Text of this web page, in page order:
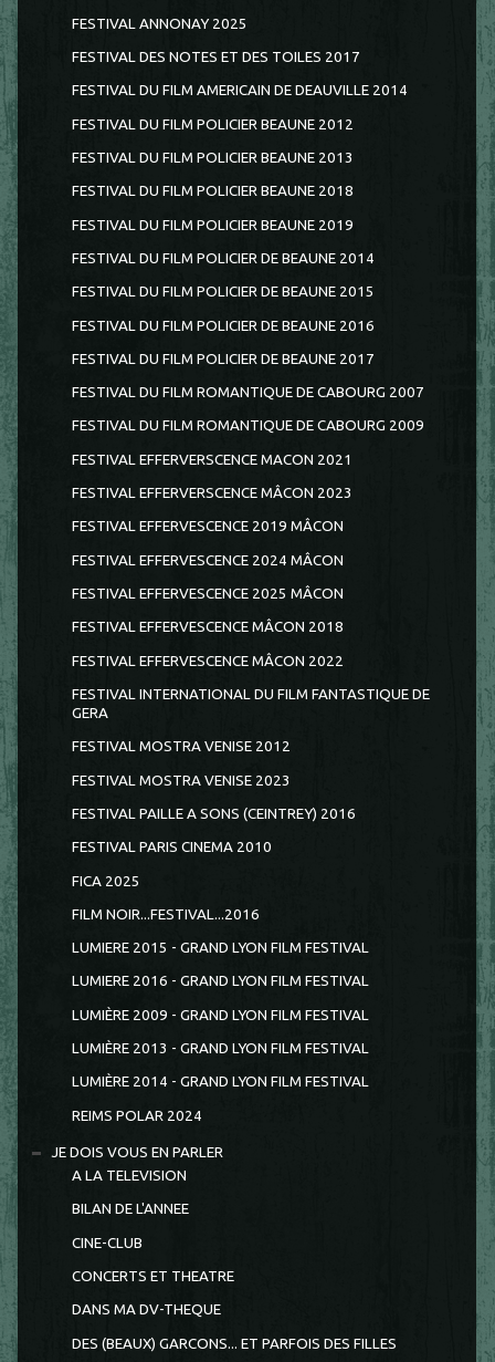
FESTIVAL ANNONAY 2025
FESTIVAL DES NOTES ET DES TOILES 2017
FESTIVAL DU FILM AMERICAIN DE DEAUVILLE 2014
FESTIVAL DU FILM POLICIER BEAUNE 2012
FESTIVAL DU FILM POLICIER BEAUNE 2013
FESTIVAL DU FILM POLICIER BEAUNE 2018
FESTIVAL DU FILM POLICIER BEAUNE 2019
FESTIVAL DU FILM POLICIER DE BEAUNE 2014
FESTIVAL DU FILM POLICIER DE BEAUNE 2015
FESTIVAL DU FILM POLICIER DE BEAUNE 2016
FESTIVAL DU FILM POLICIER DE BEAUNE 2017
FESTIVAL DU FILM ROMANTIQUE DE CABOURG 2007
FESTIVAL DU FILM ROMANTIQUE DE CABOURG 2009
FESTIVAL EFFERVERSCENCE MACON 2021
FESTIVAL EFFERVERSCENCE MÂCON 2023
FESTIVAL EFFERVESCENCE 2019 MÂCON
FESTIVAL EFFERVESCENCE 2024 MÂCON
FESTIVAL EFFERVESCENCE 2025 MÂCON
FESTIVAL EFFERVESCENCE MÂCON 2018
FESTIVAL EFFERVESCENCE MÂCON 2022
FESTIVAL INTERNATIONAL DU FILM FANTASTIQUE DE
GERA
FESTIVAL MOSTRA VENISE 2012
FESTIVAL MOSTRA VENISE 2023
FESTIVAL PAILLE A SONS (CEINTREY) 2016
FESTIVAL PARIS CINEMA 2010
FICA 2025
FILM NOIR...FESTIVAL...2016
LUMIERE 2015 - GRAND LYON FILM FESTIVAL
LUMIERE 2016 - GRAND LYON FILM FESTIVAL
LUMIÈRE 2009 - GRAND LYON FILM FESTIVAL
LUMIÈRE 2013 - GRAND LYON FILM FESTIVAL
LUMIÈRE 2014 - GRAND LYON FILM FESTIVAL
REIMS POLAR 2024
JE DOIS VOUS EN PARLER
A LA TELEVISION
BILAN DE L'ANNEE
CINE-CLUB
CONCERTS ET THEATRE
DANS MA DV-THEQUE
DES (BEAUX) GARCONS... ET PARFOIS DES FILLES